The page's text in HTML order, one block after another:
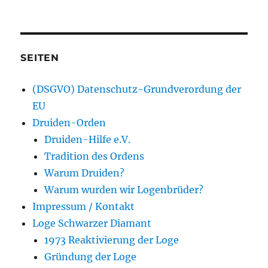
SEITEN
(DSGVO) Datenschutz-Grundverordung der
EU
Druiden-Orden
Druiden-Hilfe e.V.
Tradition des Ordens
Warum Druiden?
Warum wurden wir Logenbrüder?
Impressum / Kontakt
Loge Schwarzer Diamant
1973 Reaktivierung der Loge
Gründung der Loge